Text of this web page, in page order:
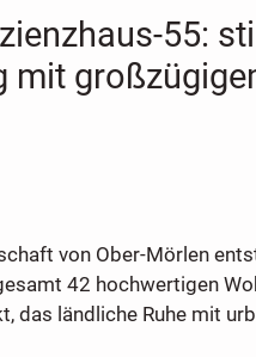
55:
mit
von Ober-Mörlen
42 hochwertigen
das ländliche Ruhe mit